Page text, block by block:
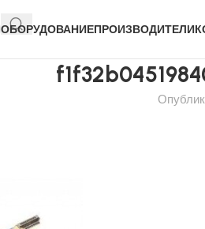
ОБОРУДОВАНИЕПРОИЗВОДИТЕЛИ